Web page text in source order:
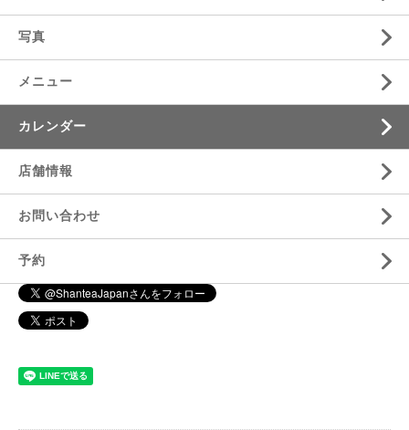
写真
メニュー
カレンダー
店舗情報
お問い合わせ
予約